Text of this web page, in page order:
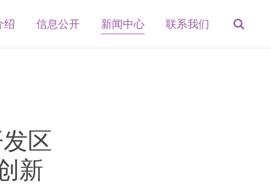
绍 信息公开 新闻中心 联系我们
区
新